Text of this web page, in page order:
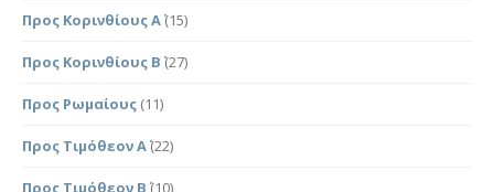
Προς Κορινθίους Α΄(15)
Προς Κορινθίους Β΄ (27)
Προς Ρωμαίους (11)
Προς Τιμόθεον Α΄(22)
Προς Τιμόθεον Β΄ (10)